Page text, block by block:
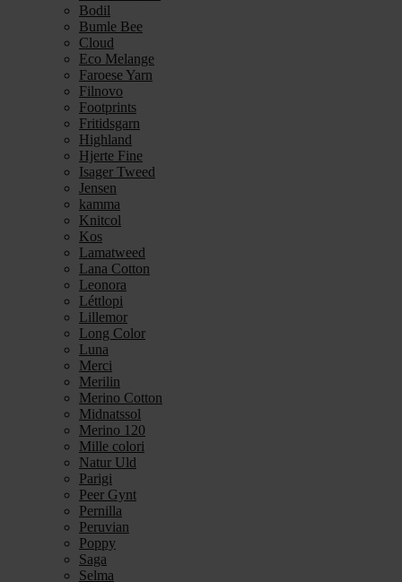
Bodil
Bumle Bee
Cloud
Eco Melange
Faroese Yarn
Filnovo
Footprints
Fritidsgarn
Highland
Hjerte Fine
Isager Tweed
Jensen
kamma
Knitcol
Kos
Lamatweed
Lana Cotton
Leonora
Léttlopi
Lillemor
Long Color
Luna
Merci
Merilin
Merino Cotton
Midnatssol
Merino 120
Mille colori
Natur Uld
Parigi
Peer Gynt
Pernilla
Peruvian
Poppy
Saga
Selma